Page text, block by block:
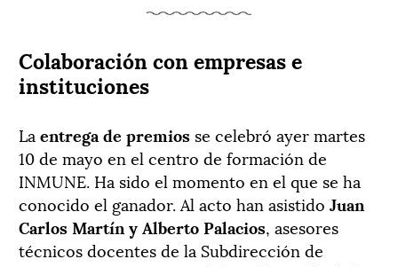
Colaboración con empresas e
instituciones
La entrega de premios se celebró ayer martes
10 de mayo en el centro de formación de
INMUNE. Ha sido el momento en el que se ha
conocido el ganador. Al acto han asistido Juan
Carlos Martín y Alberto Palacios, asesores
técnicos docentes de la Subdirección de